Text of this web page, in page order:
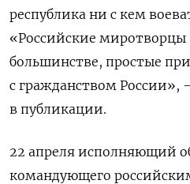
республика ни с кем
«Российские
большинстве, простые
с гражданством России»,
в публикации.
22 апреля исполняющий
командующего